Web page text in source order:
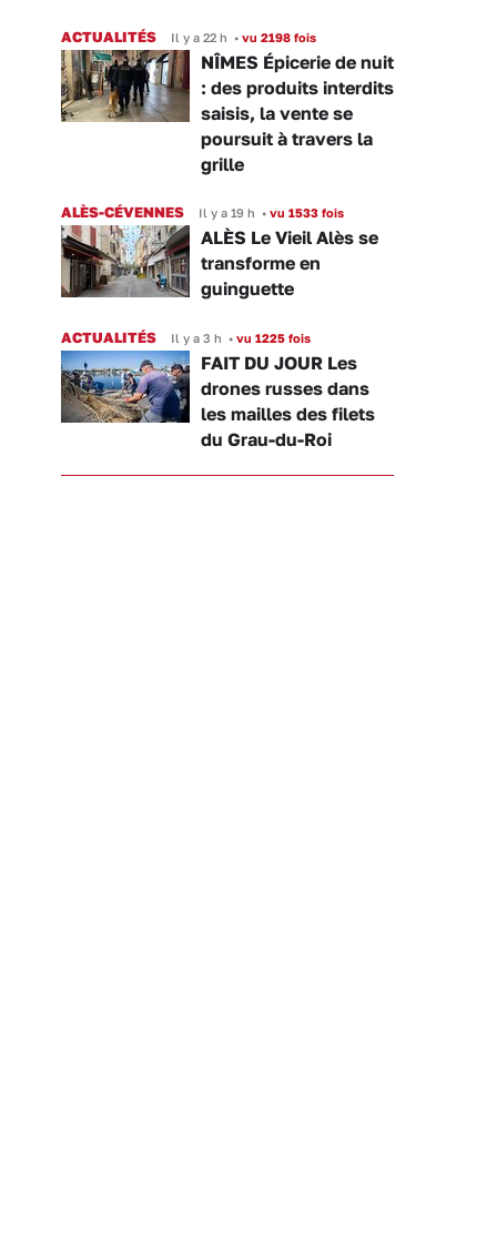
ACTUALITÉS Il y a 22 h • vu 2198 fois
NÎMES Épicerie de nuit
: des produits interdits
saisis, la vente se
poursuit à travers la
grille
ALÈS-CÉVENNES Il y a 19 h • vu 1533 fois
ALÈS Le Vieil Alès se
transforme en
guinguette
ACTUALITÉS Il y a 3 h • vu 1225 fois
FAIT DU JOUR Les
drones russes dans
les mailles des filets
du Grau-du-Roi